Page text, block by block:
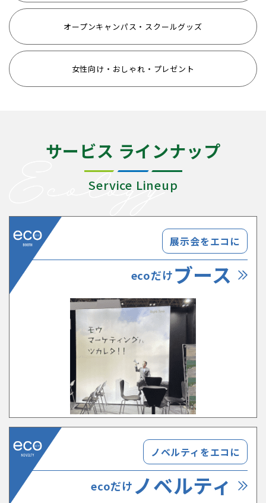
オープンキャンパス・スクールグッズ
女性向け・おしゃれ・プレゼント
サービス ラインナップ
Service Lineup
展示会をエコに
ecoだけブース
ノベルティをエコに
ecoだけノベルティ